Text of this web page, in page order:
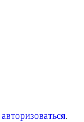
авторизоваться.